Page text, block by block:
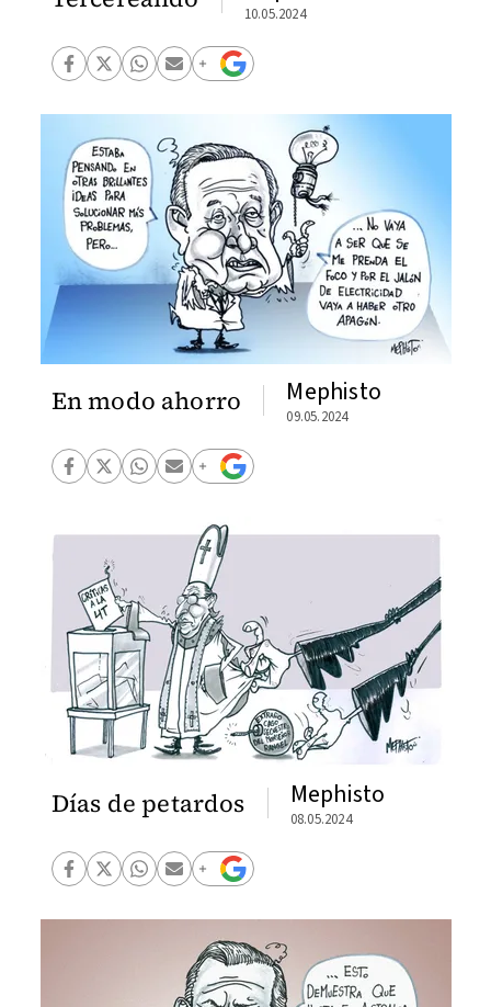
10.05.2024
En modo ahorro Mephisto
09.05.2024
Días de petardos Mephisto
08.05.2024